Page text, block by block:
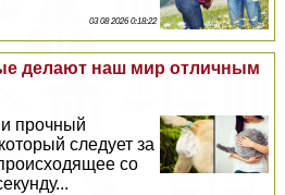
03 08 2026 0:18:22
делают наш мир отличным
прочный
следует за
со